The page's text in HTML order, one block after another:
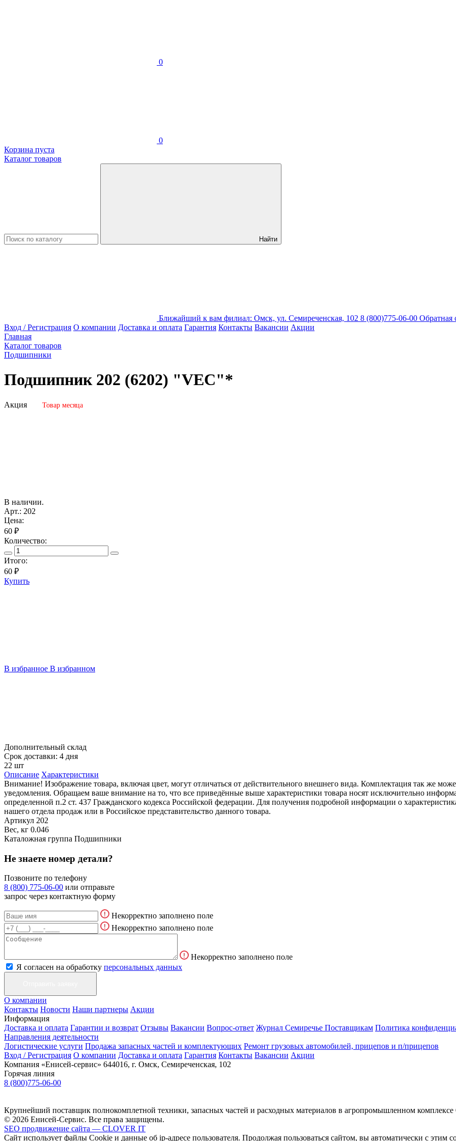
0
0
Корзина пуста
Каталог товаров
Найти
Ближайший к вам филиал: Омск, ул. Семиреченская, 102 8 (800)775-06-00 Обратная
Вход / Регистрация О компании Доставка и оплата Гарантия Контакты Вакансии Акции
Главная
Каталог товаров
Подшипники
Подшипник 202 (6202) "VEC"*
Акция Товар месяца
В наличии.
Арт.: 202
Цена:
60 ₽
Количество:
Итого:
60 ₽
Купить
В избранное В избранном
Дополнительный склад
Срок доставки: 4 дня
22 шт
Описание Характеристики
Внимание! Изображение товара, включая цвет, могут отличаться от действительного внешнего вида. Комплектация так же
уведомления. Обращаем ваше внимание на то, что все приведённые выше характеристики товара носят исключительно
определенной п.2 ст. 437 Гражданского кодекса Российской федерации. Для получения подробной информации о
нашего отдела продаж или в Российское представительство данного товара.
Артикул 202
Вес, кг 0.046
Каталожная группа Подшипники
Не знаете номер детали?
Позвоните по телефону
8 (800) 775-06-00 или отправьте
запрос через контактную форму
Некорректно заполнено поле
Некорректно заполнено поле
Некорректно заполнено поле
Я согласен на обработку персональных данных
О компании
Контакты Новости Наши партнеры Акции
Информация
Доставка и оплата Гарантии и возврат Отзывы Вакансии Вопрос-ответ Журнал Семиречье Поставщикам Политика
Направления деятельности
Логистические услуги Продажа запасных частей и комплектующих Ремонт грузовых автомобилей, прицепов и п/прицепов
Вход / Регистрация О компании Доставка и оплата Гарантия Контакты Вакансии Акции
Компания «Енисей-сервис» 644016, г. Омск, Семиреченская, 102
Горячая линия
8 (800)775-06-00
Крупнейший поставщик полнокомплетной техники, запасных частей и расходных материалов в агропромышленном
© 2026 Енисей-Сервис. Все права защищены.
SEO продвижение сайта — CLOVER IT
Сайт использует файлы Cookie и данные об ip-адресе пользователя. Продолжая пользоваться сайтом, вы автоматически с этим